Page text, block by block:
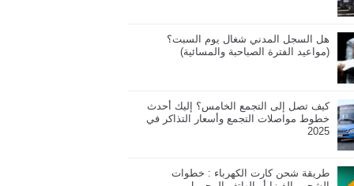
هل السجل المدني شغال يوم السبت؟
(مواعيد الفترة الصباحبة والمسائية)
كيف تصل إلى التجمع الخامس؟ إليك أحدث
خطوط مواصلات التجمع وأسعار التذاكر في
2025
طريقة شحن كارت الكهرباء : خطوات